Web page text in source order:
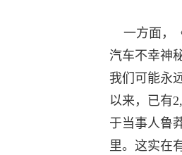
一方面，
汽车不幸神
我们可能永
以来，已有
于当事人鲁
里。这实在